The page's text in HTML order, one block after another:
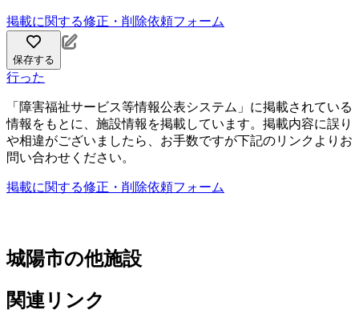
掲載に関する修正・削除依頼フォーム
保存する
行った
「障害福祉サービス等情報公表システム」に掲載されている
情報をもとに、施設情報を掲載しています。掲載内容に誤り
や相違がございましたら、お手数ですが下記のリンクよりお
問い合わせください。
掲載に関する修正・削除依頼フォーム
城陽市の他施設
関連リンク